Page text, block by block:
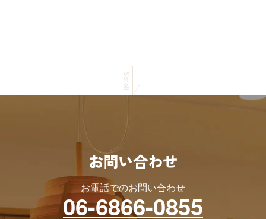
お問い合わせ
お電話でのお問い合わせ
06-6866-0855